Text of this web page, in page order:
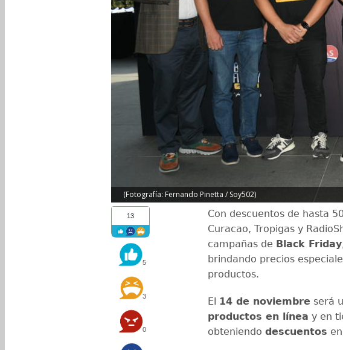
(Fotografía: Fernando Pinetta / Soy502)
13
5
3
0
Con descuentos de hasta
Curacao, Tropigas y
campañas de Black Friday
brindando precios
productos.
El 14 de noviembre será
productos en línea y en
obteniendo descuentos